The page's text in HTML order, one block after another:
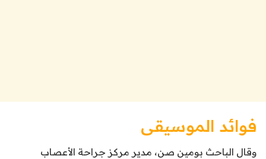
فوائد الموسيقى
وقال الباحث بومين صن، مدير مركز جراحة الأعصاب